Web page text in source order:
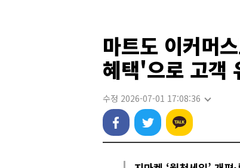
마트도 이커머
혜택'으로 고객
수정 2026-07-01 17:08:36